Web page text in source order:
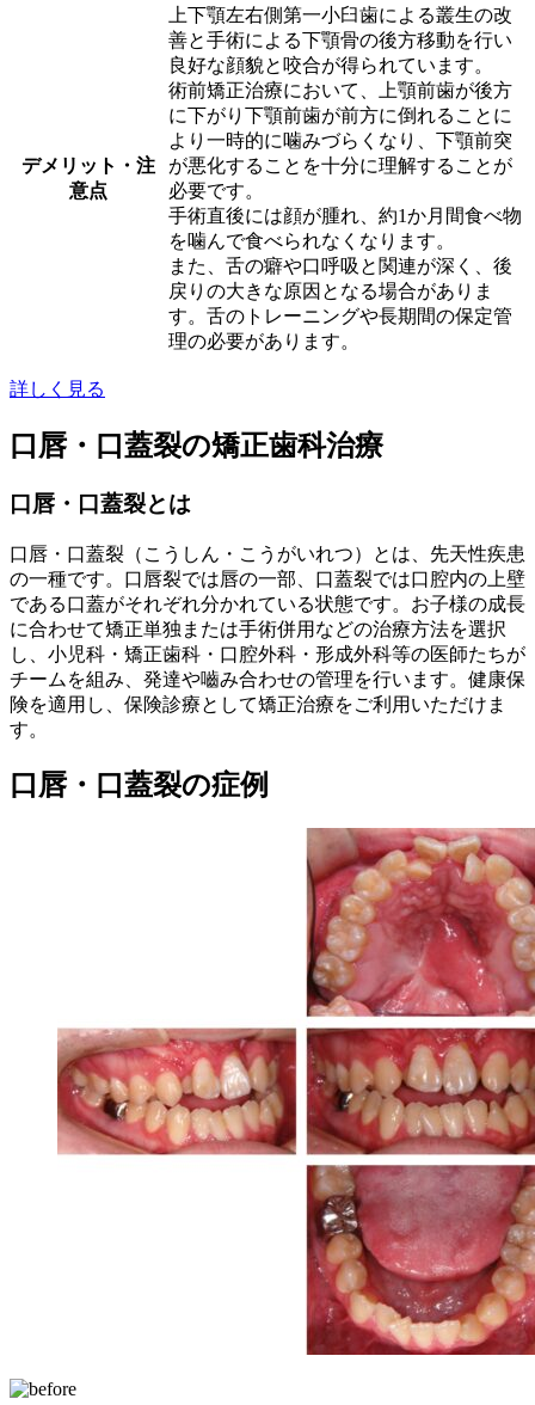
デメリット・注
意点
上下顎左右側第一小臼歯による叢生の改
善と手術による下顎骨の後方移動を行い
良好な顔貌と咬合が得られています。
術前矯正治療において、上顎前歯が後方
に下がり下顎前歯が前方に倒れることに
より一時的に噛みづらくなり、下顎前突
が悪化することを十分に理解することが
必要です。
手術直後には顔が腫れ、約1か月間食べ物
を噛んで食べられなくなります。
また、舌の癖や口呼吸と関連が深く、後
戻りの大きな原因となる場合がありま
す。舌のトレーニングや長期間の保定管
理の必要があります。
詳しく見る
口唇・口蓋裂の矯正歯科治療
口唇・口蓋裂とは
口唇・口蓋裂（こうしん・こうがいれつ）とは、先天性疾患
の一種です。口唇裂では唇の一部、口蓋裂では口腔内の上壁
である口蓋がそれぞれ分かれている状態です。お子様の成長
に合わせて矯正単独または手術併用などの治療方法を選択
し、小児科・矯正歯科・口腔外科・形成外科等の医師たちが
チームを組み、発達や嚙み合わせの管理を行います。健康保
険を適用し、保険診療として矯正治療をご利用いただけま
す。
口唇・口蓋裂の症例